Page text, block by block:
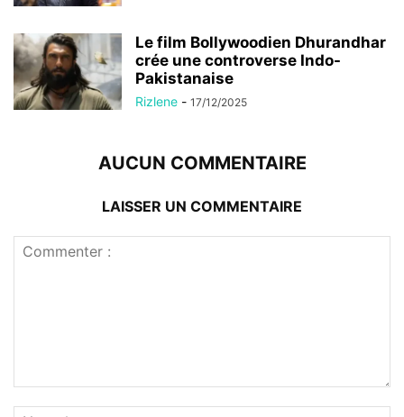
Le film Bollywoodien Dhurandhar
crée une controverse Indo-
Pakistanaise
Rizlene - 17/12/2025
AUCUN COMMENTAIRE
LAISSER UN COMMENTAIRE